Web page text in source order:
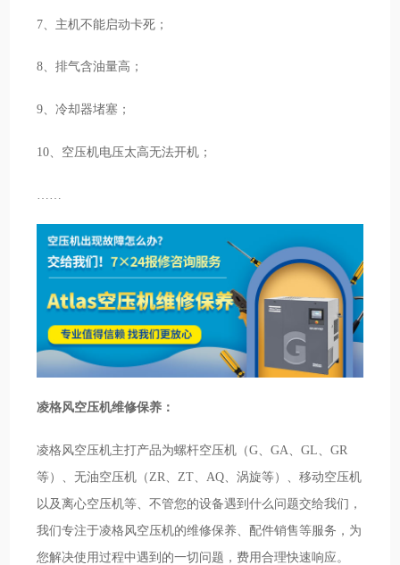
7、主机不能启动卡死；
8、排气含油量高；
9、冷却器堵塞；
10、空压机电压太高无法开机；
凌格风空压机维修保养：
凌格风空压机主打产品为螺杆空压机（G、GA、GL、GR
等）、无油空压机（ZR、ZT、AQ、涡旋等）、移动空压机
以及离心空压机等、不管您的设备遇到什么问题交给我们，
我们专注于凌格风空压机的维修保养、配件销售等服务，为
您解决使用过程中遇到的一切问题，费用合理快速响应。